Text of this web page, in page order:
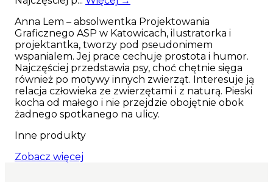
Anna Lem – absolwentka Projektowania
Graficznego ASP w Katowicach, ilustratorka i
projektantka, tworzy pod pseudonimem
wspanialem. Jej prace cechuje prostota i humor.
Najczęściej przedstawia psy, choć chętnie sięga
również po motywy innych zwierząt. Interesuje ją
relacja człowieka ze zwierzętami i z naturą. Pieski
kocha od małego i nie przejdzie obojętnie obok
żadnego spotkanego na ulicy.
Inne produkty
Zobacz więcej